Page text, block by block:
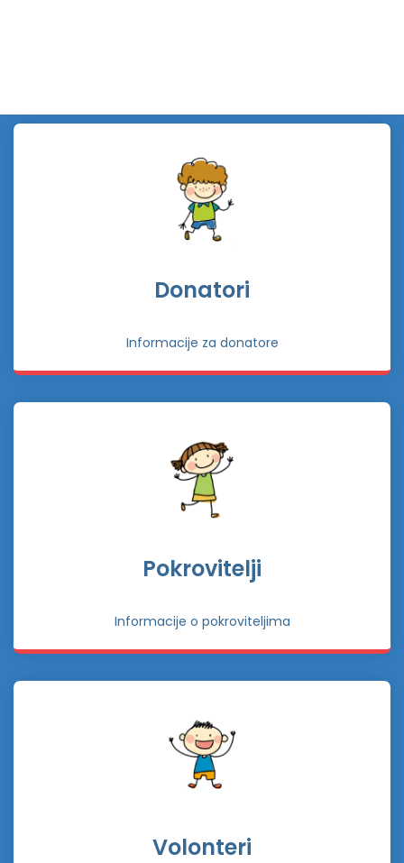
Donatori
Informacije za donatore
Pokrovitelji
Informacije o pokroviteljima
Volonteri